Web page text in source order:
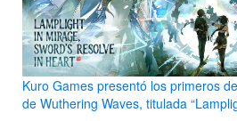
Kuro Games presentó los primeros
de Wuthering Waves, titulada